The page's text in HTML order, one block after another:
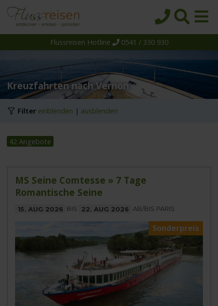
Reiseziele
Themen
Reedereien
Schiffe
Suche
Flussreisen Hotline 0541 / 330 930
Kreuzfahrten nach Vernon
Filter einblenden | ausblenden
42 Angebote
MS Seine Comtesse » 7 Tage
Romantische Seine
15. AUG 2026 BIS 22. AUG 2026 AB/BIS PARIS
Sonderpreis